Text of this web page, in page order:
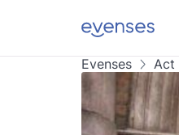
Evenses Act